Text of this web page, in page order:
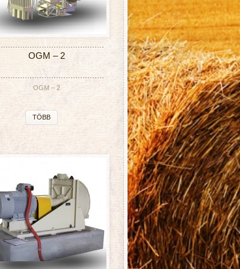
OGM – 2
OGM – 2
TÖBB